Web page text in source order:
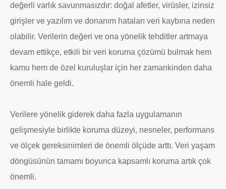
değerli varlık savunmasızdır: doğal afetler, virüsler, izinsiz
girişler ve yazılım ve donanım hataları veri kaybına neden
olabilir. Verilerin değeri ve ona yönelik tehditler artmaya
devam ettikçe, etkili bir veri koruma çözümü bulmak hem
kamu hem de özel kuruluşlar için her zamankinden daha
önemli hale geldi.
Verilere yönelik giderek daha fazla uygulamanın
gelişmesiyle birlikte koruma düzeyi, nesneler, performans
ve ölçek gereksinimleri de önemli ölçüde arttı. Veri yaşam
döngüsünün tamamı boyunca kapsamlı koruma artık çok
önemli.